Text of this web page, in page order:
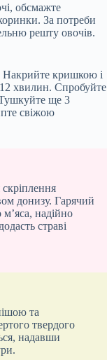
обсмажте
За потреби
решту овочів.
Накрийте кришкою і
хвилин. Спробуйте
Тушкуйте ще 3
свіжою
донизу. Гарячий
надійно
страві
та
твердого
надавши